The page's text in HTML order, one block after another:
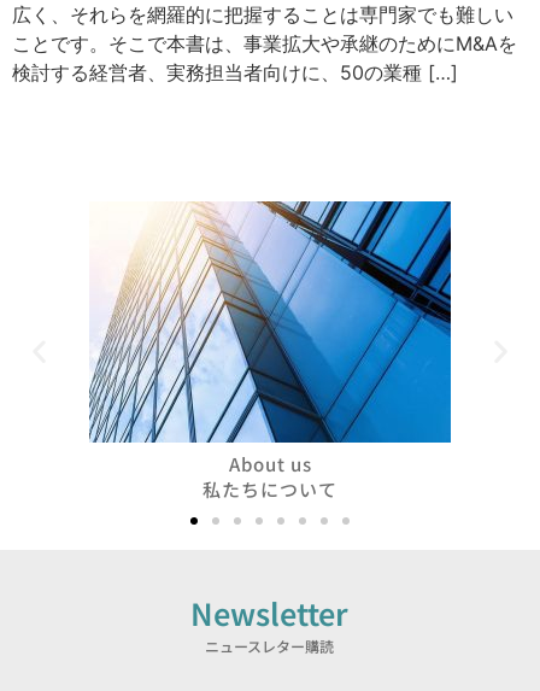
広く、それらを網羅的に把握することは専門家でも難しい
ことです。そこで本書は、事業拡大や承継のためにM&Aを
検討する経営者、実務担当者向けに、50の業種 […]
About us
私たちについて
Newsletter
ニュースレター購読